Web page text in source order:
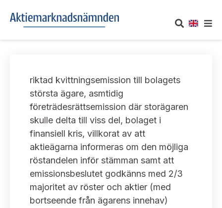
Om oss
Vårt uppdrag
Informationsgivning
Arbetssätt och jävsfrågor
Stadgar
UTTALANDEN
Om nämndens uttalanden
Framställningar och konsultation
Uttalanden sorterade efter publiceringsdatum
Samtliga uttalanden sorterade årsvis
TAKEOVER-REGLER
Takeover-regler för reglerade marknader och vissa
handelsplattformar
AKTUELLT
Nyheter och pressmeddelanden
Prenumerera
KONTAKT
Kontakt angående ansökningar och uttalanden
riktad kvittningsemission till bolagets
största ägare, asmtidig
företrädesrättsemission där storägaren
skulle delta till viss del, bolaget i
finansiell kris, villkorat av att
aktieägarna informeras om den möjliga
röstandelen inför stämman samt att
emissionsbeslutet godkänns med 2/3
majoritet av röster och aktier (med
bortseende från ägarens innehav)